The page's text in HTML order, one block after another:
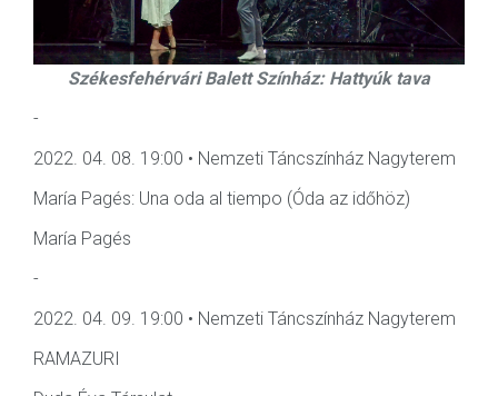
Székesfehérvári Balett Színház: Hattyúk tava
-
2022. 04. 08. 19:00 • Nemzeti Táncszínház Nagyterem
María Pagés: Una oda al tiempo (Óda az időhöz)
María Pagés
-
2022. 04. 09. 19:00 • Nemzeti Táncszínház Nagyterem
RAMAZURI